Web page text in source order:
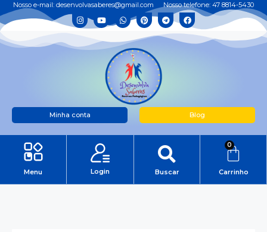
Nosso e-mail: desenvolvasaberes@gmail.com Nosso telefone: 47 8814-5430
Minha conta Blog
Menu Login Buscar
0
Carrinho